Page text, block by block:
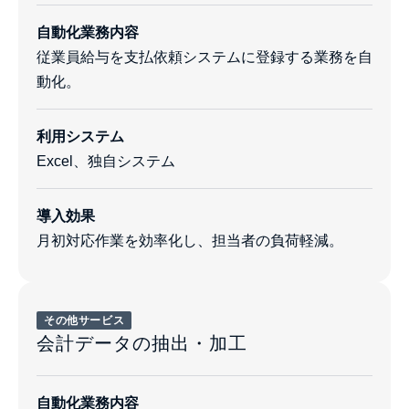
自動化業務内容
従業員給与を支払依頼システムに登録する業務を自
動化。
利用システム
Excel、独自システム
導入効果
月初対応作業を効率化し、担当者の負荷軽減。
その他サービス
会計データの抽出・加工
自動化業務内容